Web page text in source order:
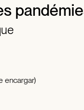
encargar)